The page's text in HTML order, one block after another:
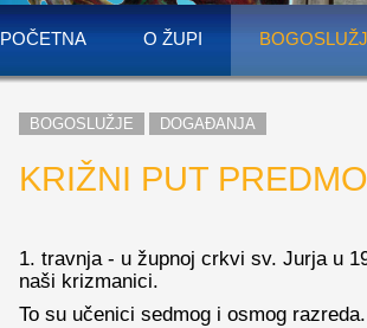
POČETNA O ŽUPI
BOGOSLUŽJE DOGAĐANJA
KRIŽNI PUT
1. travnja - u župnoj crkvi sv. Jurja u
naši krizmanici.
To su učenici sedmog i osmog razreda.